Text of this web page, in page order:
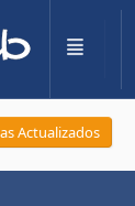
Actualizados